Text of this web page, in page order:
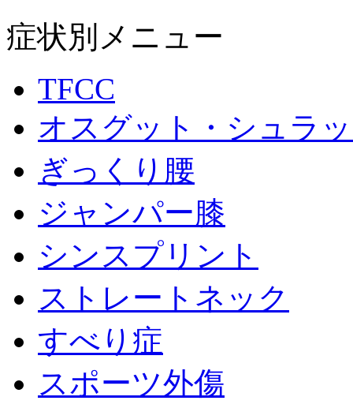
症状別メニュー
TFCC
オスグット・シュラ
ぎっくり腰
ジャンパー膝
シンスプリント
ストレートネック
すべり症
スポーツ外傷